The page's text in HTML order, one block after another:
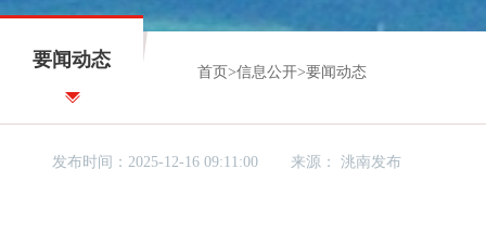
要闻动态
首页 >信息公开>要闻动态
发布时间：2025-12-16 09:11:00 来源：洮南发布